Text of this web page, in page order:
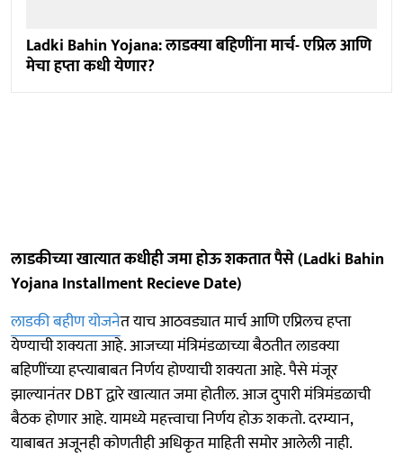
Ladki Bahin Yojana: लाडक्या बहिणींना मार्च- एप्रिल आणि
मेचा हप्ता कधी येणार?
लाडकीच्या खात्यात कधीही जमा होऊ शकतात पैसे (Ladki Bahin
Yojana Installment Recieve Date)
लाडकी बहीण योजनेत याच आठवड्यात मार्च आणि एप्रिलच हप्ता
येण्याची शक्यता आहे. आजच्या मंत्रिमंडळाच्या बैठतीत लाडक्या
बहिणींच्या हप्त्याबाबत निर्णय होण्याची शक्यता आहे. पैसे मंजूर
झाल्यानंतर DBT द्वारे खात्यात जमा होतील. आज दुपारी मंत्रिमंडळाची
बैठक होणार आहे. यामध्ये महत्त्वाचा निर्णय होऊ शकतो. दरम्यान,
याबाबत अजूनही कोणतीही अधिकृत माहिती समोर आलेली नाही.